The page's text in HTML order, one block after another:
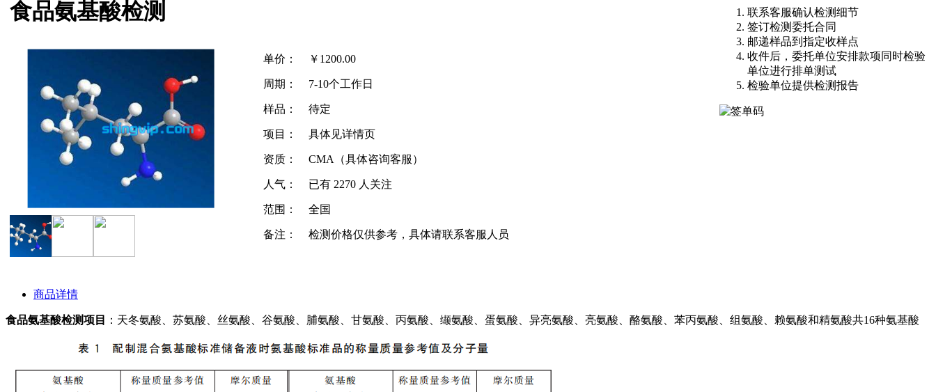
食品氨基酸检测
单价： ￥ 1200.00
周期： 7-10个工作日
样品： 待定
项目： 具体见详情页
资质： CMA（具体咨询客服）
人气： 已有 2270 人关注
范围： 全国
备注： 检测价格仅供参考，具体请联系客服人员
联系客服确认检测细节
签订检测委托合同
邮递样品到指定收样点
收件后，委托单位安排款项同时检验
单位进行排单测试
检验单位提供检测报告
商品详情
食品氨基酸检测项目 ：天冬氨酸、苏氨酸、丝氨酸、谷氨酸、脯氨酸、甘氨酸、丙氨酸、缬氨酸、蛋氨酸、异亮氨酸、亮氨酸、酪氨酸、苯丙氨酸、组氨酸、赖氨酸和精氨酸共16种氨基酸